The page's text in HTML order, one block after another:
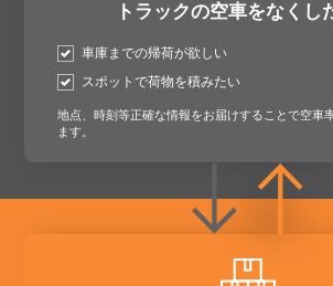
トラックの空車をなくし
車庫までの帰荷が欲しい
スポットで荷物を積みたい
地点、時刻等正確な情報をお届けすることで空車
ます。